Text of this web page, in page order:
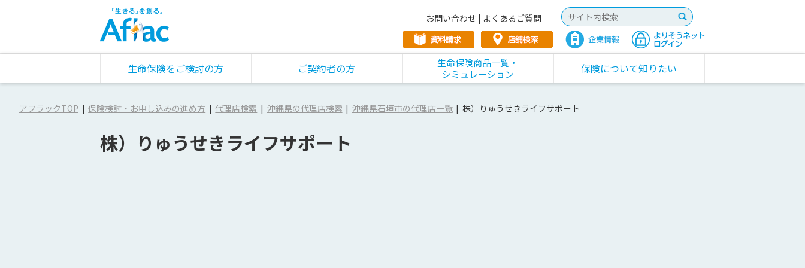
お問い合わせ | よくあるご質問
生命保険をご検討の方 ご契約者の方
生命保険商品一覧・
シミュレーション
保険について知りたい
アフラックTOP 保険検討・お申し込みの進め方 代理店検索 沖縄県の代理店検索 沖縄県石垣市の代理店一覧 株）りゅうせきライフサポート
株）りゅうせきライフサポート